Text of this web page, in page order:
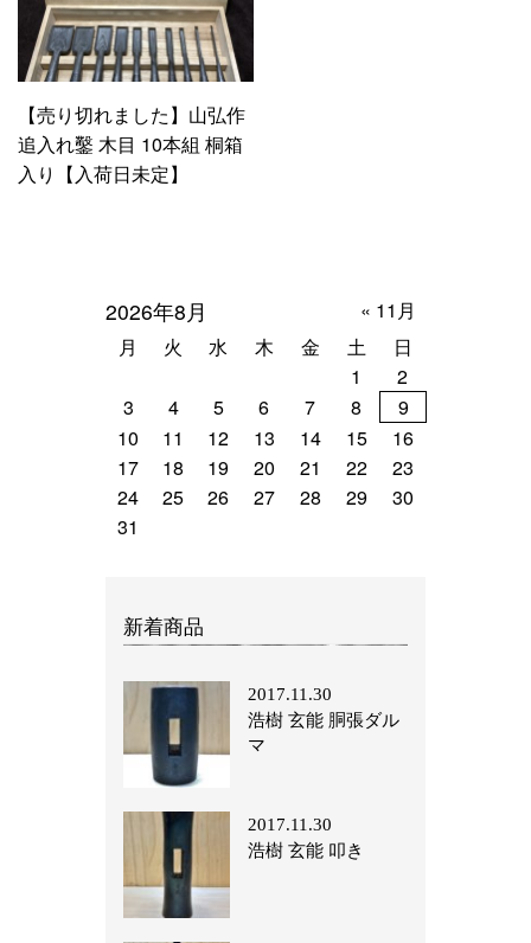
【売り切れました】山弘作
追入れ鑿 木目 10本組 桐箱
入り【入荷日未定】
2026年8月
月 火 水 木 金 土 日
« 11月
1
2
3
4 5 6 7 8
9
10
11 12 13 14 15
16
17
18 19 20 21 22
23
24
25 26 27 28 29
30
31
新着商品
2017.11.30
浩樹 玄能 胴張ダル
マ
2017.11.30
浩樹 玄能 叩き